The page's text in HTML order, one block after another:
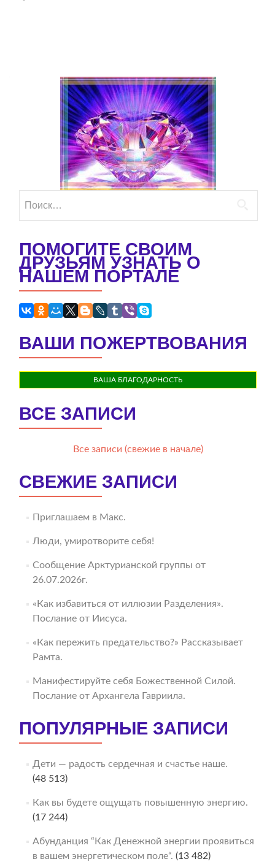
ПОМОГИТЕ СВОИМ
ДРУЗЬЯМ УЗНАТЬ О
НАШЕМ ПОРТАЛЕ
ВАШИ ПОЖЕРТВОВАНИЯ
ВАША БЛАГОДАРНОСТЬ
ВСЕ ЗАПИСИ
Все записи (свежие в начале)
СВЕЖИЕ ЗАПИСИ
Приглашаем в Макс.
Люди, умиротворите себя!
Сообщение Арктурианской группы от
26.07.2026г.
«Как избавиться от иллюзии Разделения».
Послание от Иисуса.
«Как пережить предательство?» Рассказывает
Рамта.
Манифестируйте себя Божественной Силой.
Послание от Архангела Гавриила.
ПОПУЛЯРНЫЕ ЗАПИСИ
Дети — радость сердечная и счастье наше.
(48 513)
Как вы будете ощущать повышенную энергию.
(17 244)
Абунданция “Как Денежной энергии проявиться
в вашем энергетическом поле“. (13 482)